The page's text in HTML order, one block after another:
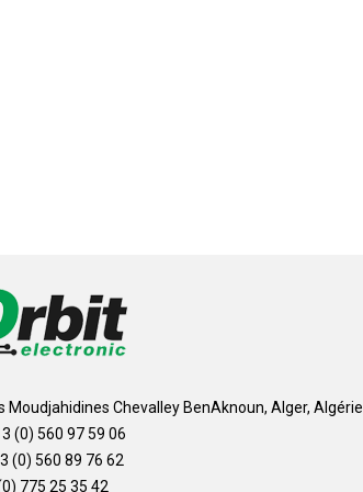
Moudjahidines Chevalley BenAknoun, Alger, Algérie
(0) 560 97 59 06
(0) 560 89 76 62
775 25 35 42